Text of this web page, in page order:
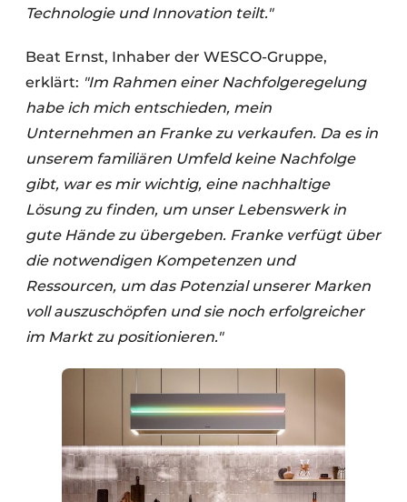
Technologie und Innovation teilt."
Beat Ernst, Inhaber der WESCO-Gruppe,
erklärt: "Im Rahmen einer Nachfolgeregelung
habe ich mich entschieden, mein
Unternehmen an Franke zu verkaufen. Da es in
unserem familiären Umfeld keine Nachfolge
gibt, war es mir wichtig, eine nachhaltige
Lösung zu finden, um unser Lebenswerk in
gute Hände zu übergeben. Franke verfügt über
die notwendigen Kompetenzen und
Ressourcen, um das Potenzial unserer Marken
voll auszuschöpfen und sie noch erfolgreicher
im Markt zu positionieren."